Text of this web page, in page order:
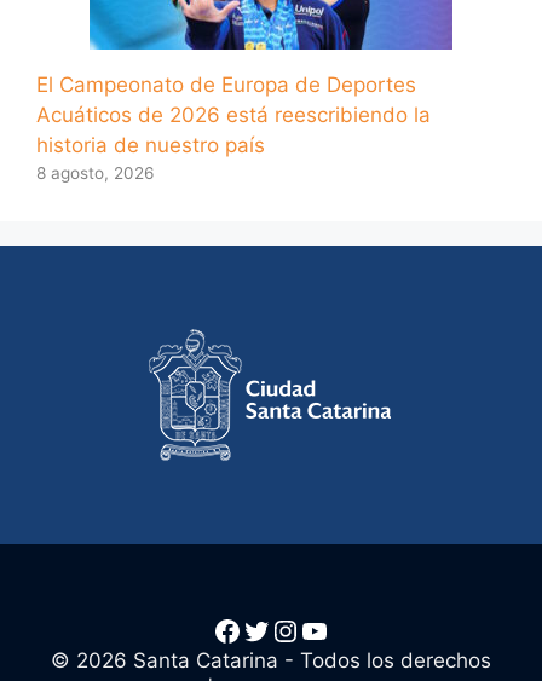
El Campeonato de Europa de Deportes
Acuáticos de 2026 está reescribiendo la
historia de nuestro país
8 agosto, 2026
© 2026 Santa Catarina - Todos los derechos
Facebook
Twitter
Instagram
YouTube